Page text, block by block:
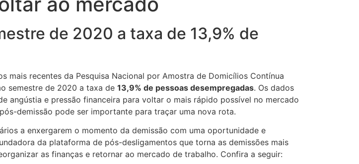
de 2020 a taxa de 13,9% de
mais recentes da Pesquisa Nacional por Amostra de Domicílios Contínua
semestre de 2020 a taxa de 13,9% de pessoas desempregadas. Os dados
angústia e pressão financeira para voltar o mais rápido possível no mercado
demissão pode ser importante para traçar uma nova rota.
a enxergarem o momento da demissão com uma oportunidade e
da plataforma de pós-desligamentos que torna as demissões mais
as finanças e retornar ao mercado de trabalho. Confira a seguir: